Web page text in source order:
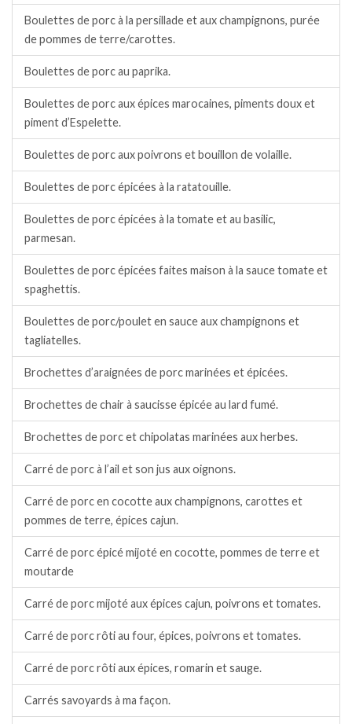
Boulettes de porc à la persillade et aux champignons, purée
de pommes de terre/carottes.
Boulettes de porc au paprika.
Boulettes de porc aux épices marocaines, piments doux et
piment d’Espelette.
Boulettes de porc aux poivrons et bouillon de volaille.
Boulettes de porc épicées à la ratatouille.
Boulettes de porc épicées à la tomate et au basilic,
parmesan.
Boulettes de porc épicées faites maison à la sauce tomate et
spaghettis.
Boulettes de porc/poulet en sauce aux champignons et
tagliatelles.
Brochettes d’araignées de porc marinées et épicées.
Brochettes de chair à saucisse épicée au lard fumé.
Brochettes de porc et chipolatas marinées aux herbes.
Carré de porc à l’ail et son jus aux oignons.
Carré de porc en cocotte aux champignons, carottes et
pommes de terre, épices cajun.
Carré de porc épicé mijoté en cocotte, pommes de terre et
moutarde
Carré de porc mijoté aux épices cajun, poivrons et tomates.
Carré de porc rôti au four, épices, poivrons et tomates.
Carré de porc rôti aux épices, romarin et sauge.
Carrés savoyards à ma façon.